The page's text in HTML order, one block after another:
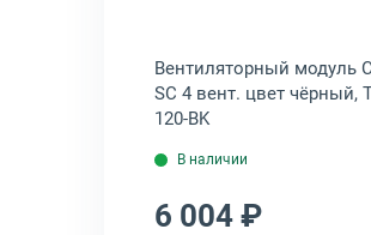
Вентиляторный модуль
SC 4 вент. цвет чёрный,
120-BK
В наличии
6 004 ₽